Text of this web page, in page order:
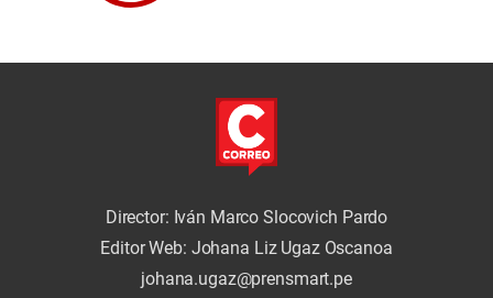
Director: Iván Marco Slocovich Pardo
Editor Web: Johana Liz Ugaz Oscanoa
johana.ugaz@prensmart.pe